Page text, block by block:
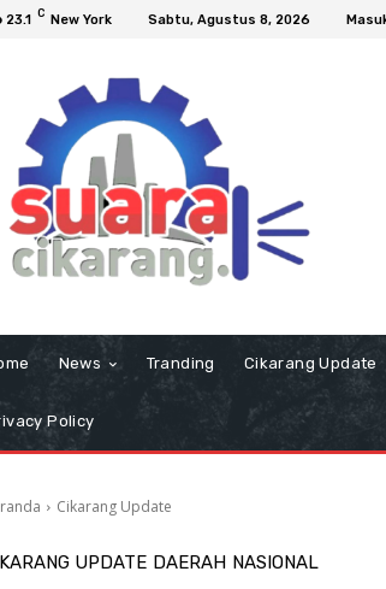
23.1 C New York Sabtu, Agustus 8, 2026
News Tranding Cikarang Update
Policy
Cikarang Update
UPDATE DAERAH NASIONAL